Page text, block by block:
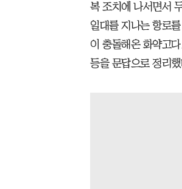
복 조치에 나서면서
일대를 지나는 항로
이 충돌해온 화약고
등을 문답으로 정리